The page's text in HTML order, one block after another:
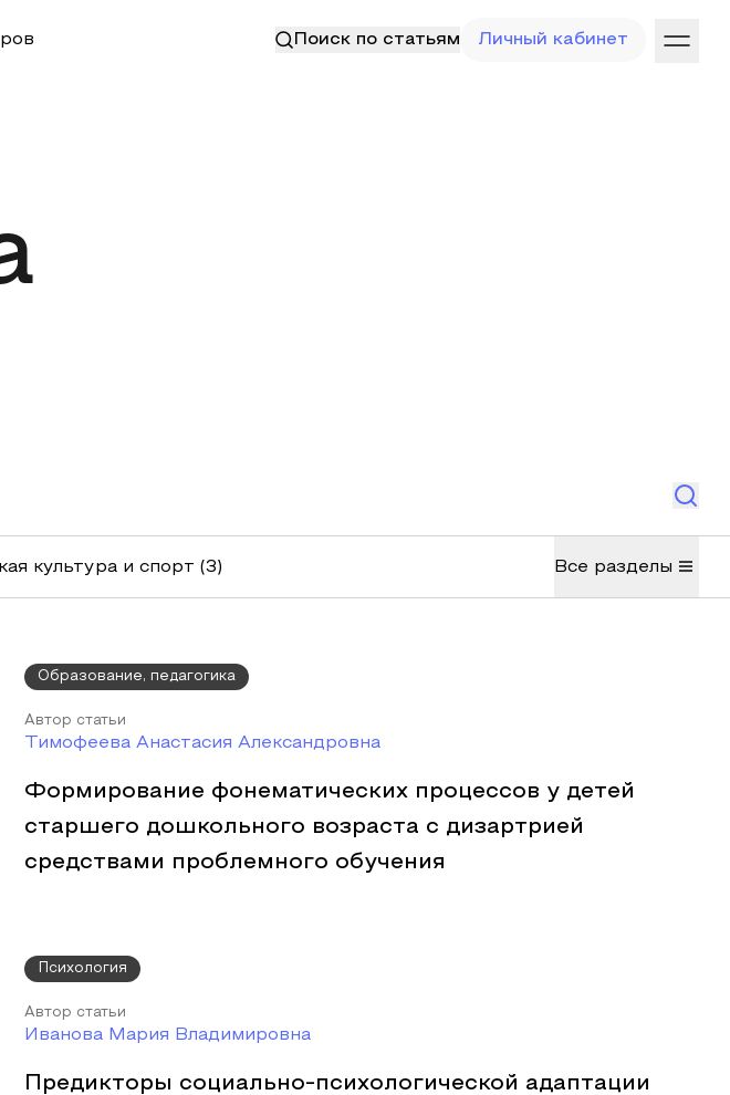
Поиск по статьям Личный кабинет
культура и спорт (3) Все разделы
Образование, педагогика
Автор статьи
Тимофеева Анастасия Александровна
Формирование фонематических процессов у детей
старшего дошкольного возраста с дизартрией
средствами проблемного обучения
Психология
Автор статьи
Иванова Мария Владимировна
Предикторы социально-психологической адаптации